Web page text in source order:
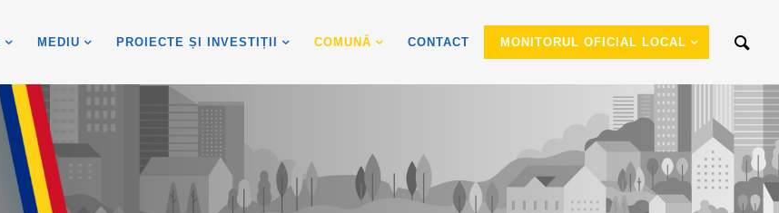
MEDIU PROIECTE ȘI INVESTIȚII COMUNĂ CONTACT MONITORUL OFICIAL LOCAL